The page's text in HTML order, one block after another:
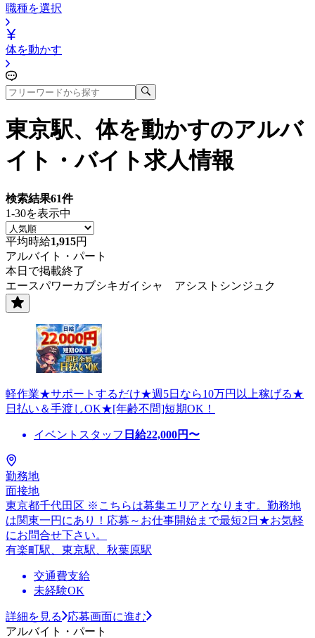
職種を選択
体を動かす
東京駅、体を動かすのアルバ
イト・バイト求人情報
検索結果61件
1-30を表示中
平均時給1,915円
アルバイト・パート
本日で掲載終了
エースパワーカブシキガイシャ アシストシンジュク
軽作業★サポートするだけ★週5日なら10万円以上稼げる★
日払い＆手渡しOK★[年齢不問]短期OK！
イベントスタッフ 日給22,000円〜
勤務地
面接地
東京都千代田区 ※こちらは募集エリアとなります。勤務地
は関東一円にあり！応募～お仕事開始まで最短2日★お気軽
にお問合せ下さい。
有楽町駅、東京駅、秋葉原駅
交通費支給
未経験OK
詳細を見る
応募画面に進む
アルバイト・パート